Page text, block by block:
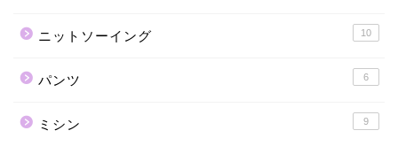
ニットソーイング 10
パンツ 6
ミシン 9